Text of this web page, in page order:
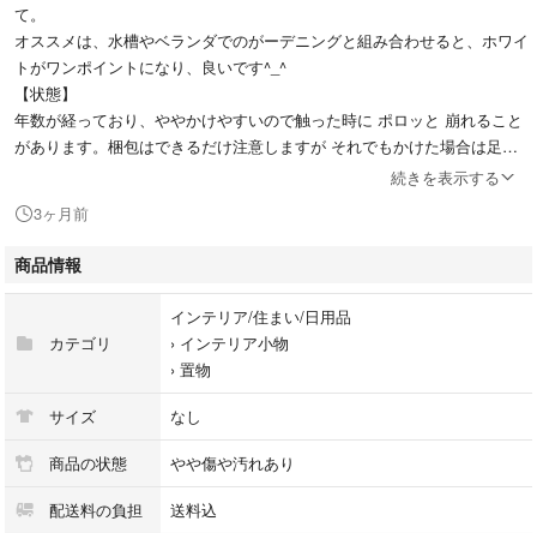
て。
オススメは、水槽やベランダでのがーデニングと組み合わせると、ホワイ
トがワンポイントになり、良いです^_^
【状態】
年数が経っており、ややかけやすいので触った時に ポロッと 崩れること
があります。梱包はできるだけ注意しますが それでもかけた場合は足か
- 素材: サンゴ
- 色: ホワイト ※汚れ等あります。気になる方は、漂白ください。ただ
し、完全なホワイトにはならないと思います。
- デザイン: 自然なサンゴの形状
- 用途: インテリア装飾
#珊瑚
#ガーデニング
#素材
続きを表示する
3ヶ月前
商品情報
カテゴリ
インテリア/住まい/日用品
› インテリア小物
› 置物
サイズ なし
商品の状態 やや傷や汚れあり
配送料の負担 送料込